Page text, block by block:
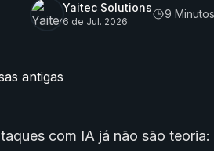
Yaitec Solutions
6 de Jul. 2026
9
com IA já não são